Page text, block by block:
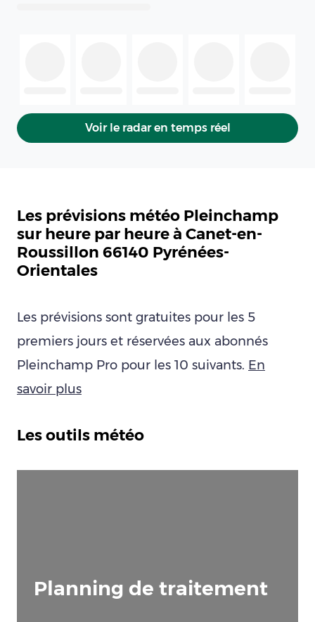
Voir le radar en temps réel
Les prévisions météo Pleinchamp
sur heure par heure à Canet-en-
Roussillon 66140 Pyrénées-
Orientales
Les prévisions sont gratuites pour les 5
premiers jours et réservées aux abonnés
Pleinchamp Pro pour les 10 suivants. En
savoir plus
Les outils météo
Planning de traitement